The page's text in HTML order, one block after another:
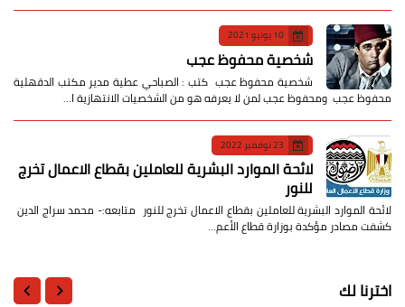
10 يونيو 2021
شخصية محفوظ عجب
شخصية محفوظ عجب كتب : الصباحي عطية مدير مكتب الدقهلية
محفوظ عجب ومحفوظ عجب لمن لا يعرفه هو من الشخصيات الانتهازية ا…
23 نوفمبر 2022
لائحة الموارد البشرية للعاملين بقطاع الاعمال تخرج
للنور
لائحة الموارد البشرية للعاملين بقطاع الاعمال تخرج للنور متابعه:- محمد سراج الدين
كشفت مصادر مؤكدة بوزارة قطاع الأعم…
اخترنا لك